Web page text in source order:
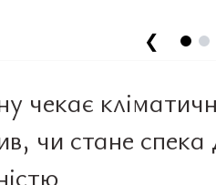
❮
чекає
чи стане